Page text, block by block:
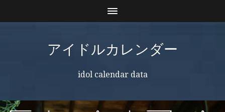
アイドルカレンダー
idol calendar data